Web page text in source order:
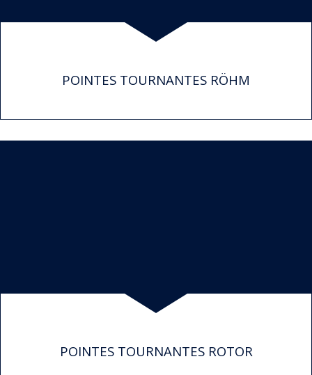
POINTES TOURNANTES RÖHM
POINTES TOURNANTES ROTOR